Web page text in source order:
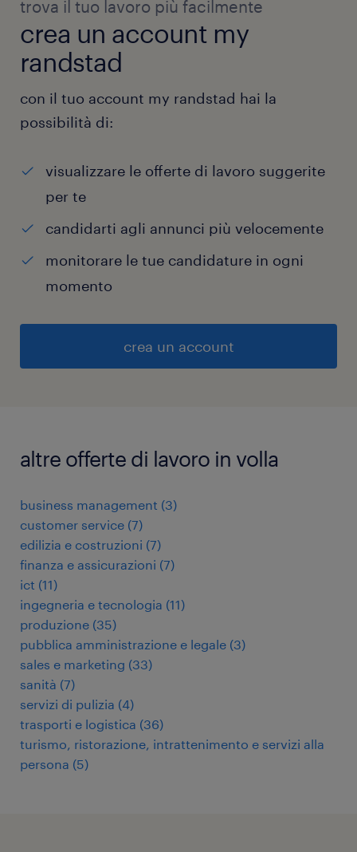
trova il tuo lavoro più facilmente
crea un account my
randstad
con il tuo account my randstad hai la
possibilità di:
visualizzare le offerte di lavoro suggerite
per te
candidarti agli annunci più velocemente
monitorare le tue candidature in ogni
momento
crea un account
altre offerte di lavoro in volla
business management (3)
customer service (7)
edilizia e costruzioni (7)
finanza e assicurazioni (7)
ict (11)
ingegneria e tecnologia (11)
produzione (35)
pubblica amministrazione e legale (3)
sales e marketing (33)
sanità (7)
servizi di pulizia (4)
trasporti e logistica (36)
turismo, ristorazione, intrattenimento e servizi alla
persona (5)